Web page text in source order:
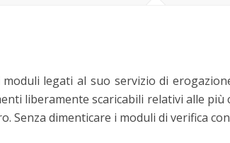
legati al suo servizio di
liberamente scaricabili relativi alle
Senza dimenticare i moduli di verifica